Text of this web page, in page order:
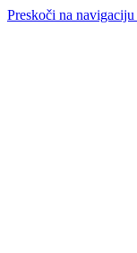
Preskoči na navigaciju